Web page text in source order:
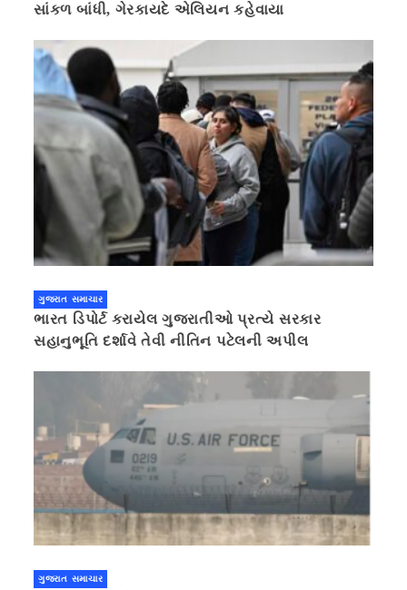
સાંકળ બાંધી, ગેરકાયદે એલિયન કહેવાયા
ગુજરાત સમાચાર
ભારત ડિપોર્ટ કરાયેલ ગુજરાતીઓ પ્રત્યે સરકાર
સહાનુભૂતિ દર્શાવે તેવી નીતિન પટેલની અપીલ
ગુજરાત સમાચાર